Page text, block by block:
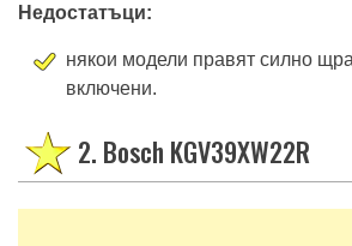
Недостатъци:
някои модели правят силно
включени.
2. Bosch KGV39XW22R